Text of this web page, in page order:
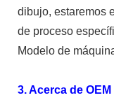
dibujo, estaremos
de proceso
Modelo de
3. Acerca de OEM